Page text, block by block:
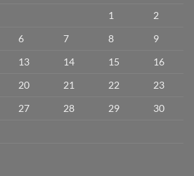
1
2
6 7 8
9
13 14 15
16
20 21 22
23
27 28 29
30